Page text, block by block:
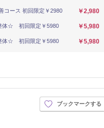
コース 初回限定￥2980 ￥2,980
体☆ 初回限定￥5980 ￥5,980
体☆ 初回限定￥5980 ￥5,980
ブックマークする